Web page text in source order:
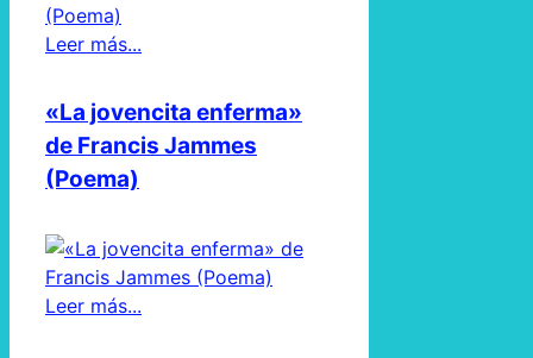
Leer más...
«La jovencita enferma»
de Francis Jammes
(Poema)
Leer más...